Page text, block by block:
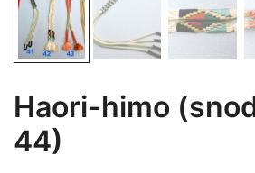
Haori-himo
44)